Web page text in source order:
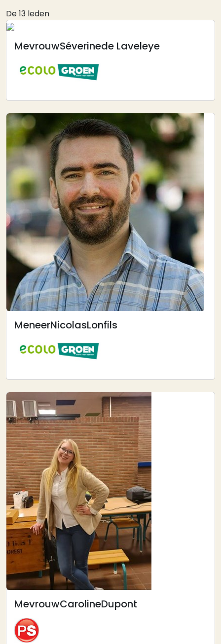
De 13 leden
MevrouwSéverinede Laveleye
Afbeelding
MeneerNicolasLonfils
Afbeelding
MevrouwCarolineDupont
Afbeelding